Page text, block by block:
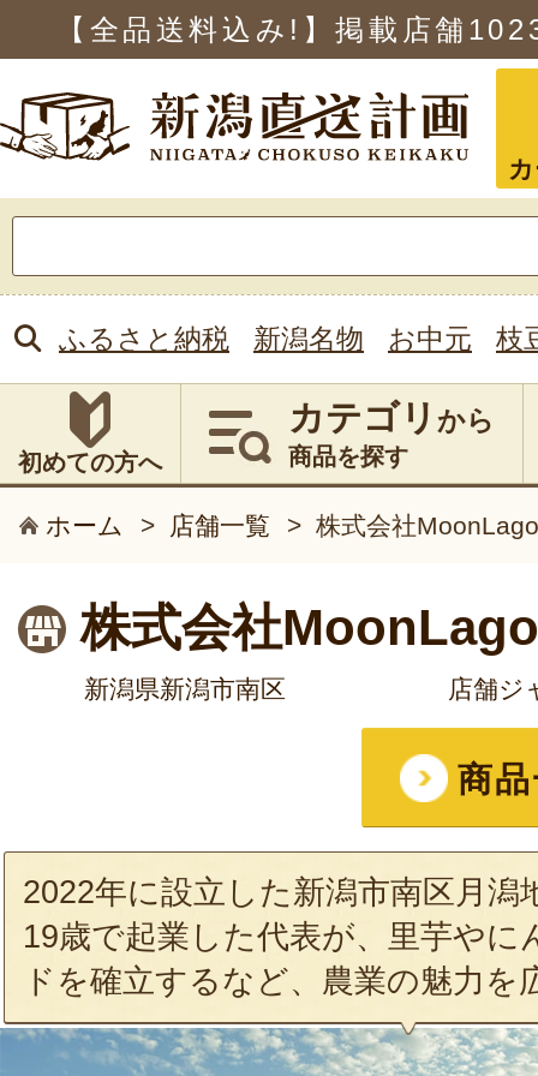
【全品送料込み!】掲載店舗
索:
ふるさと納税 新潟名物 お中元 枝
初めての方へ
カテゴリ から
商品を探す
ホーム > 店舗一覧 > 株式会社
株式会社
新潟県新潟市南区 店舗ジ
商
2022年に設立した新潟市南区月潟
19歳で起業した代表が、里芋やに
ドを確立するなど、農業の魅力を